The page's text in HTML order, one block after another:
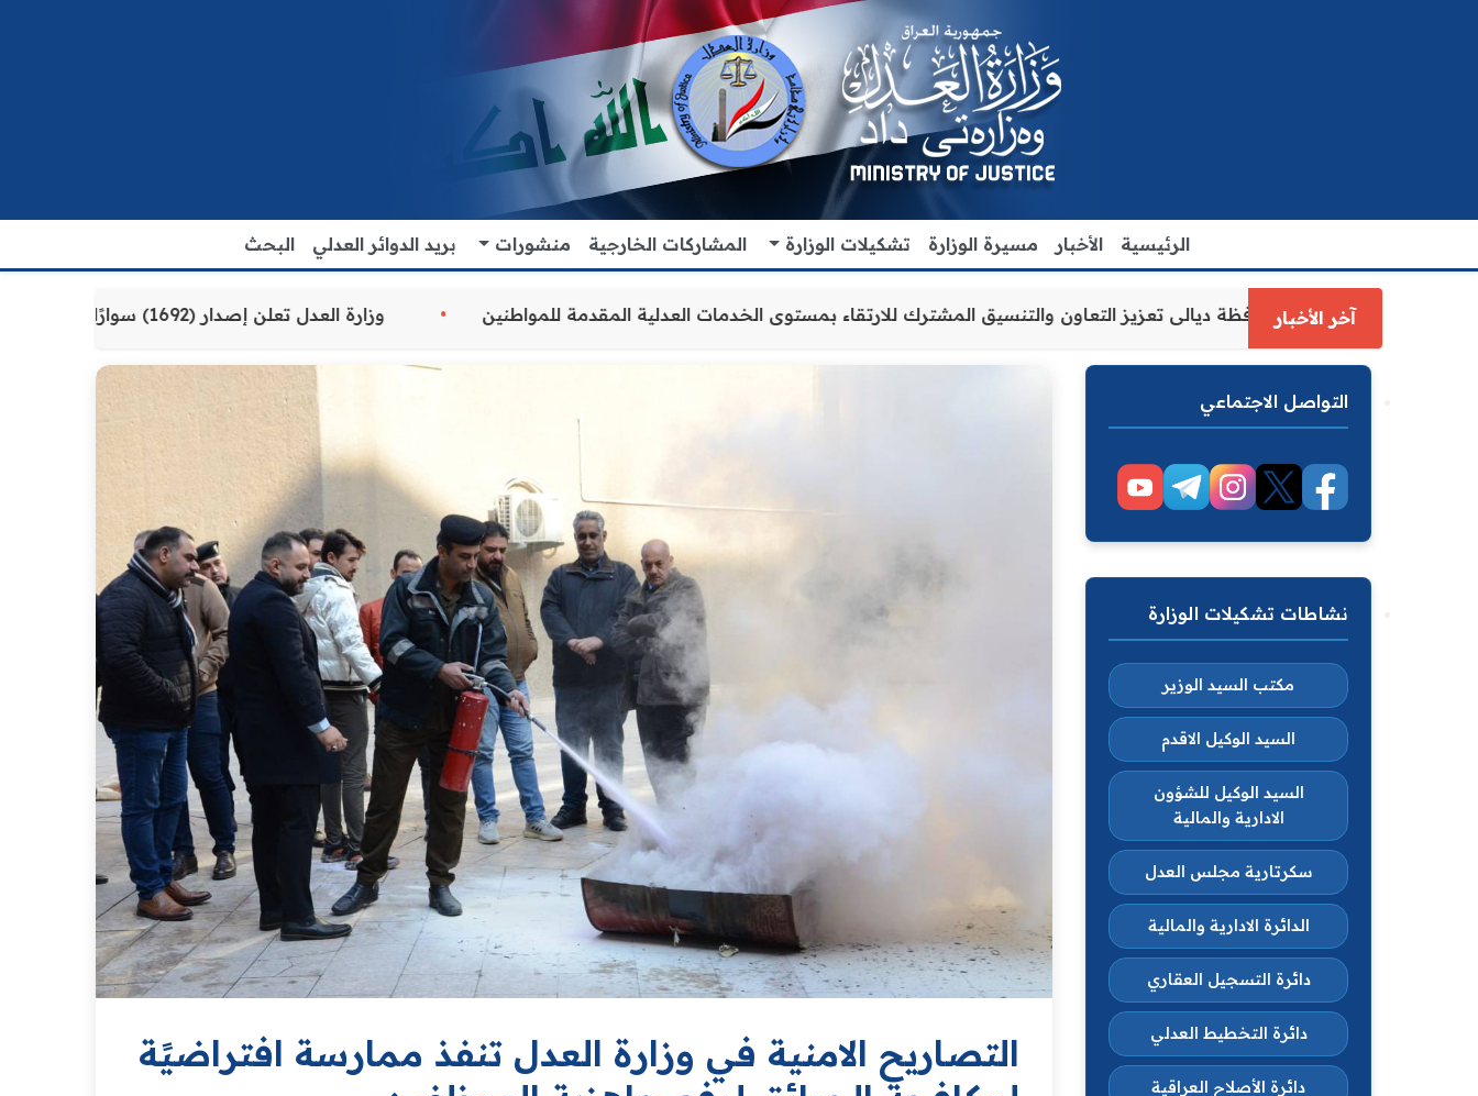
الرئيسية الأخبار مسيرة الوزارة تشكيلات الوزارة المشاركات الخارجية منشورات بريد الدوائر العدلي البحث
آخر الأخبار
العدل الاقدم يبحث مع رئيس مجلس محافظة ديالى تعزيز التعاون والتنسيق المشترك للارتقاء بمستوى الخدمات العدلية المقدمة للمواطنين وزارة العدل تعلن إصدار (1692) سوارًا إلكترونيًا لنزلاء سجن الناصرية المركزي لتنظيم التعاملات المالية داخل المؤسسات الإصلاحية
التصاريح الامنية في وزارة العدل تنفذ ممارسة افتراضيًة
التواصل الاجتماعي
نشاطات تشكيلات الوزارة
مكتب السيد الوزير
السيد الوكيل الاقدم
السيد الوكيل للشؤون
الادارية والمالية
سكرتارية مجلس العدل
الدائرة الادارية والمالية
دائرة التسجيل العقاري
دائرة التخطيط العدلي
دائرة الأصلاح العراقية